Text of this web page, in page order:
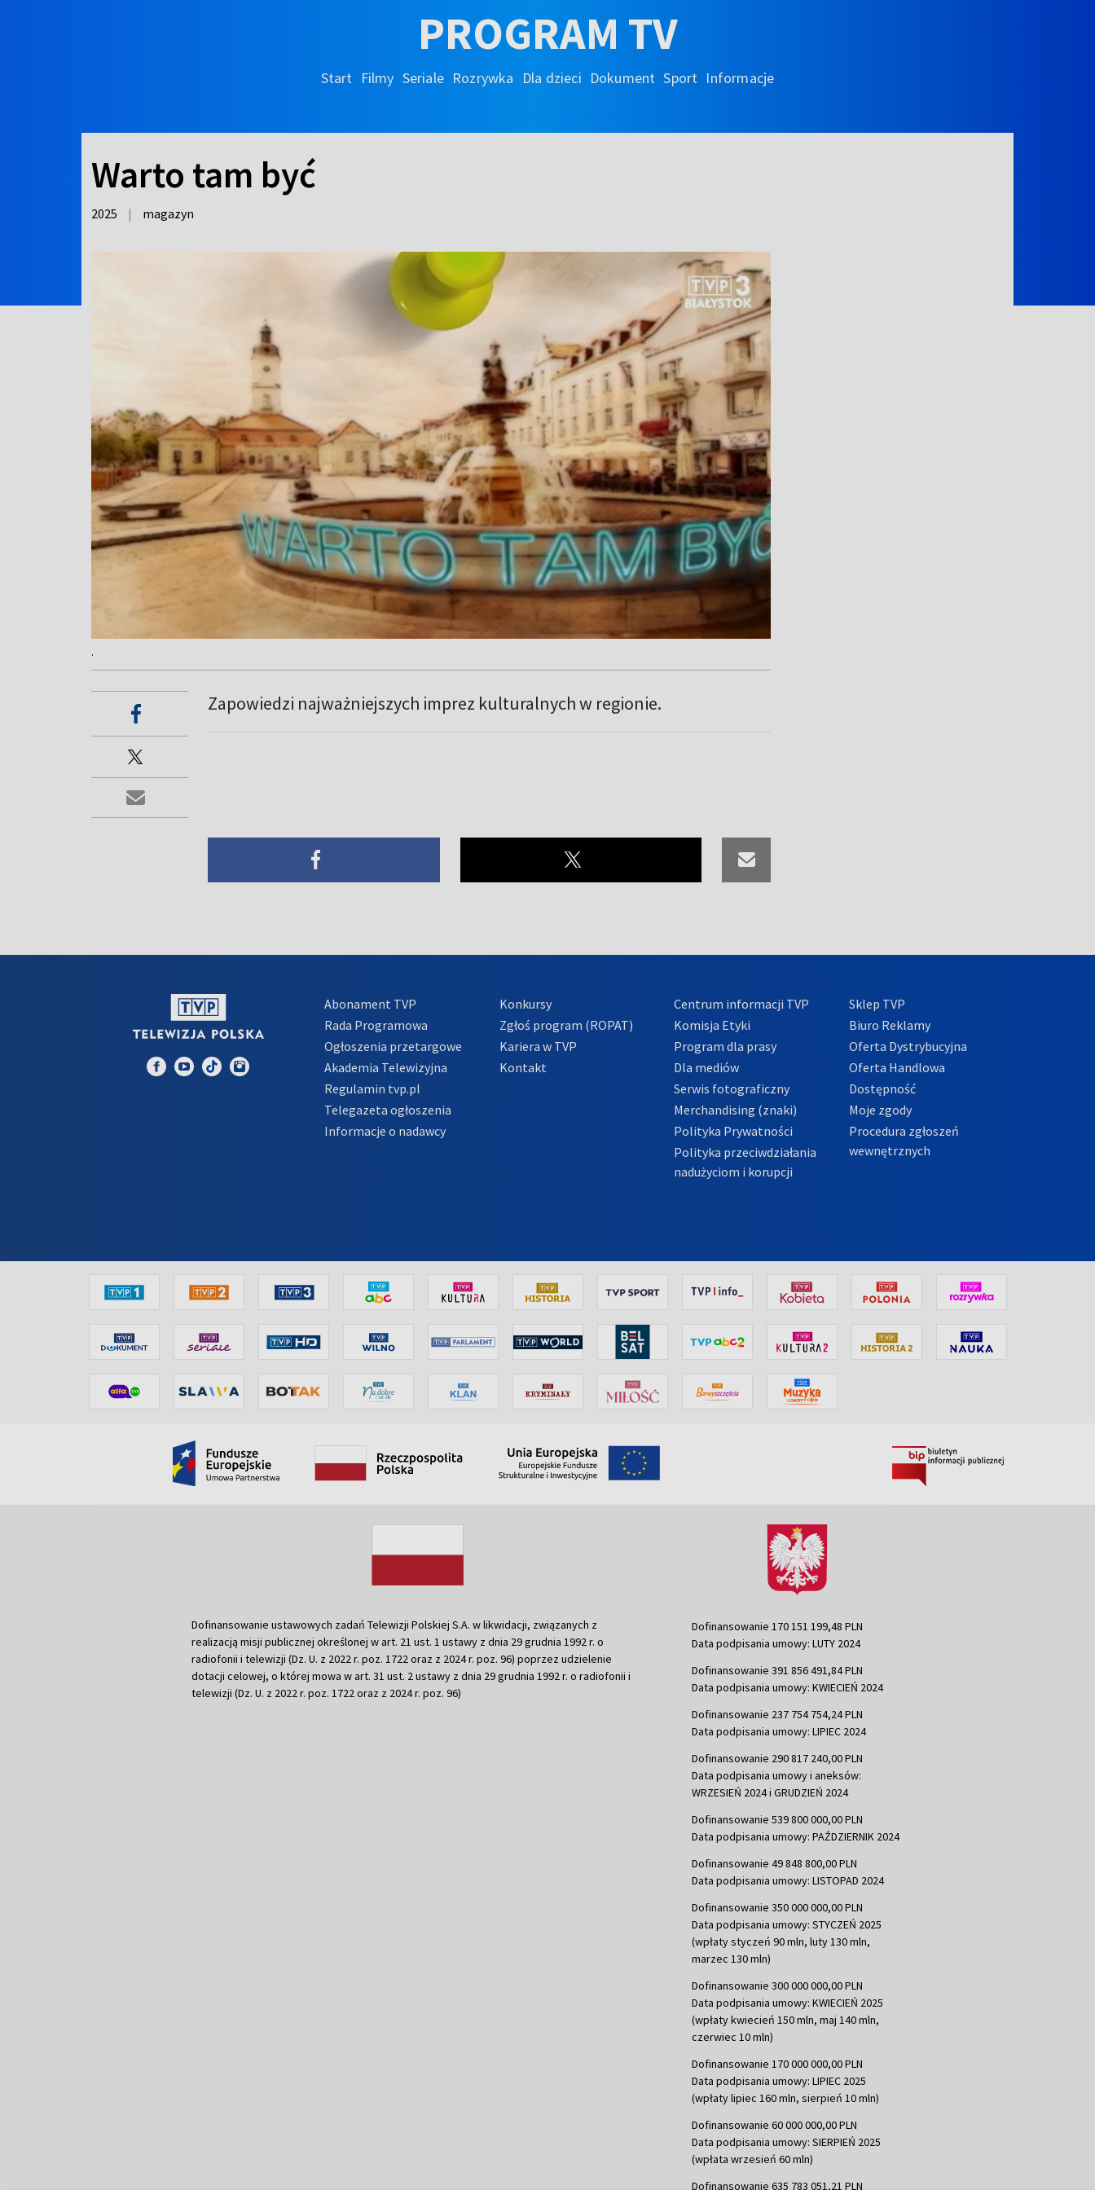
PROGRAM TV
Start Filmy Seriale Rozrywka Dla dzieci Dokument Sport Informacje
Warto tam być
2025 | magazyn
.
Zapowiedzi najważniejszych imprez kulturalnych w regionie.
Abonament TVP
Rada Programowa
Ogłoszenia przetargowe
Akademia Telewizyjna
Regulamin tvp.pl
Telegazeta ogłoszenia
Informacje o nadawcy
Konkursy
Zgłoś program (ROPAT)
Kariera w TVP
Kontakt
Centrum informacji TVP
Komisja Etyki
Program dla prasy
Dla mediów
Serwis fotograficzny
Merchandising (znaki)
Polityka Prywatności
Polityka przeciwdziałania
nadużyciom i korupcji
Sklep TVP
Biuro Reklamy
Oferta Dystrybucyjna
Oferta Handlowa
Dostępność
Moje zgody
Procedura zgłoszeń
wewnętrznych
Dofinansowanie ustawowych zadań Telewizji Polskiej S.A. w likwidacji, związanych z
realizacją misji publicznej określonej w art. 21 ust. 1 ustawy z dnia 29 grudnia 1992 r. o
radiofonii i telewizji (Dz. U. z 2022 r. poz. 1722 oraz z 2024 r. poz. 96) poprzez udzielenie
dotacji celowej, o której mowa w art. 31 ust. 2 ustawy z dnia 29 grudnia 1992 r. o radiofonii i
telewizji (Dz. U. z 2022 r. poz. 1722 oraz z 2024 r. poz. 96)
Dofinansowanie 170 151 199,48 PLN
Data podpisania umowy: LUTY 2024
Dofinansowanie 391 856 491,84 PLN
Data podpisania umowy: KWIECIEŃ 2024
Dofinansowanie 237 754 754,24 PLN
Data podpisania umowy: LIPIEC 2024
Dofinansowanie 290 817 240,00 PLN
Data podpisania umowy i aneksów:
WRZESIEŃ 2024 i GRUDZIEŃ 2024
Dofinansowanie 539 800 000,00 PLN
Data podpisania umowy: PAŹDZIERNIK 2024
Dofinansowanie 49 848 800,00 PLN
Data podpisania umowy: LISTOPAD 2024
Dofinansowanie 350 000 000,00 PLN
Data podpisania umowy: STYCZEŃ 2025
(wpłaty styczeń 90 mln, luty 130 mln,
marzec 130 mln)
Dofinansowanie 300 000 000,00 PLN
Data podpisania umowy: KWIECIEŃ 2025
(wpłaty kwiecień 150 mln, maj 140 mln,
czerwiec 10 mln)
Dofinansowanie 170 000 000,00 PLN
Data podpisania umowy: LIPIEC 2025
(wpłaty lipiec 160 mln, sierpień 10 mln)
Dofinansowanie 60 000 000,00 PLN
Data podpisania umowy: SIERPIEŃ 2025
(wpłata wrzesień 60 mln)
Dofinansowanie 635 783 051,21 PLN